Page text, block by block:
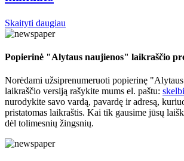
Skaityti daugiau
Popierinė "Alytaus naujienos" laikraščio
Norėdami užsiprenumeruoti popierinę
laikraščio versiją rašykite mums el. paštu:
nurodykite savo vardą, pavardę ir adresą,
pristatomas laikraštis. Kai tik gausime jūsų
dėl tolimesnių žingsnių.